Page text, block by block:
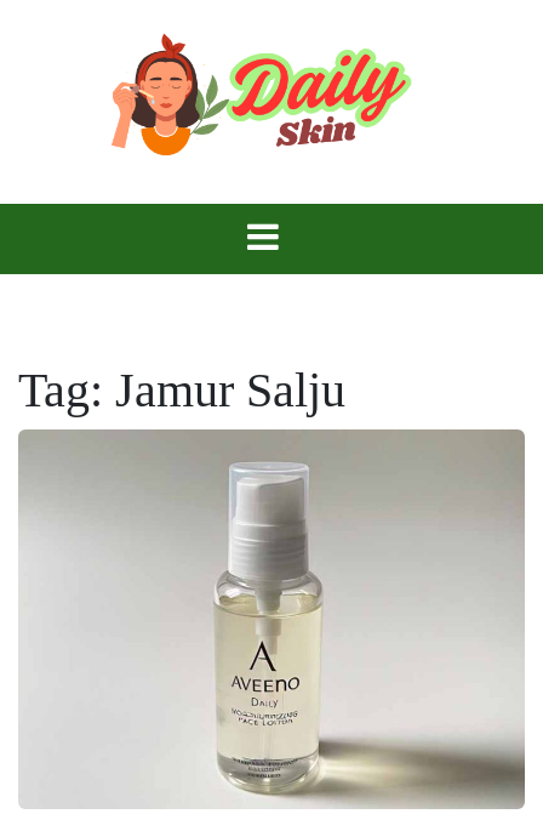
Daily Skin
Tag: Jamur Salju